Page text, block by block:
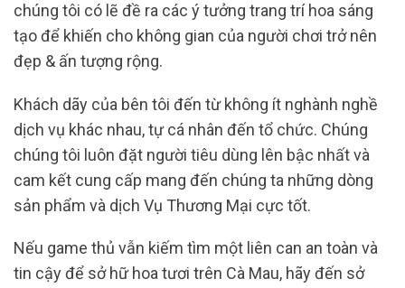
chúng tôi có lẽ đề ra các ý tưởng trang trí hoa sáng
tạo để khiến cho không gian của người chơi trở nên
đẹp & ấn tượng rộng.
Khách dãy của bên tôi đến từ không ít nghành nghề
dịch vụ khác nhau, tự cá nhân đến tổ chức. Chúng
chúng tôi luôn đặt người tiêu dùng lên bậc nhất và
cam kết cung cấp mang đến chúng ta những dòng
sản phẩm và dịch Vụ Thương Mại cực tốt.
Nếu game thủ vẫn kiếm tìm một liên can an toàn và
tin cậy để sở hữ hoa tươi trên Cà Mau, hãy đến sở